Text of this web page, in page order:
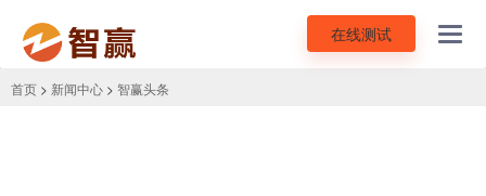
在线测试
首页 > 新闻中心 > 智赢头条